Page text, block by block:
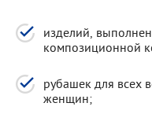
изделий,
композиционной
рубашек для всех
женщин;